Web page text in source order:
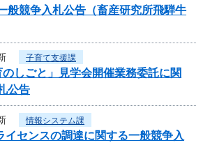
般競争入札公告（畜産研究所飛騨牛
子育て支援課
しごと」見学会開催業務委託に関
公告
情報システム課
センスの調達に関する一般競争入